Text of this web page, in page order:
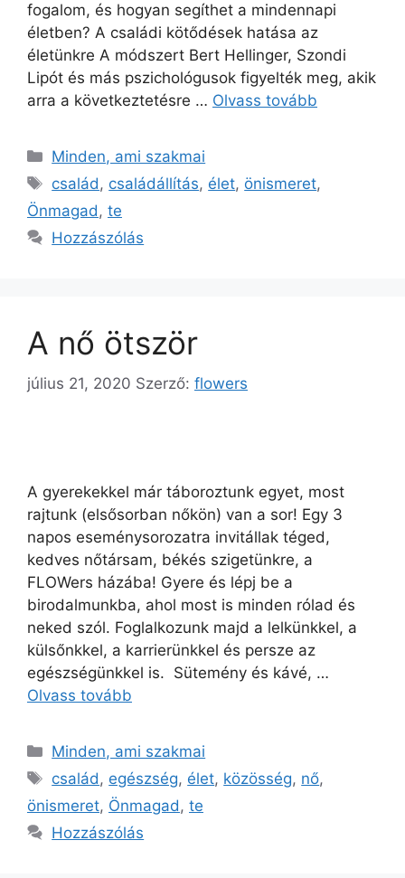
fogalom, és hogyan segíthet a mindennapi
életben? A családi kötődések hatása az
életünkre A módszert Bert Hellinger, Szondi
Lipót és más pszichológusok figyelték meg, akik
arra a következtetésre … Olvass tovább
Minden, ami szakmai
család, családállítás, élet, önismeret,
Önmagad, te
Hozzászólás
A nő ötször
július 21, 2020 Szerző: flowers
A gyerekekkel már táboroztunk egyet, most
rajtunk (elsősorban nőkön) van a sor! Egy 3
napos eseménysorozatra invitállak téged,
kedves nőtársam, békés szigetünkre, a
FLOWers házába! Gyere és lépj be a
birodalmunkba, ahol most is minden rólad és
neked szól. Foglalkozunk majd a lelkünkkel, a
külsőnkkel, a karrierünkkel és persze az
egészségünkkel is. Sütemény és kávé, …
Olvass tovább
Minden, ami szakmai
család , egészség, élet, közösség, nő,
önismeret, Önmagad , te
Hozzászólás